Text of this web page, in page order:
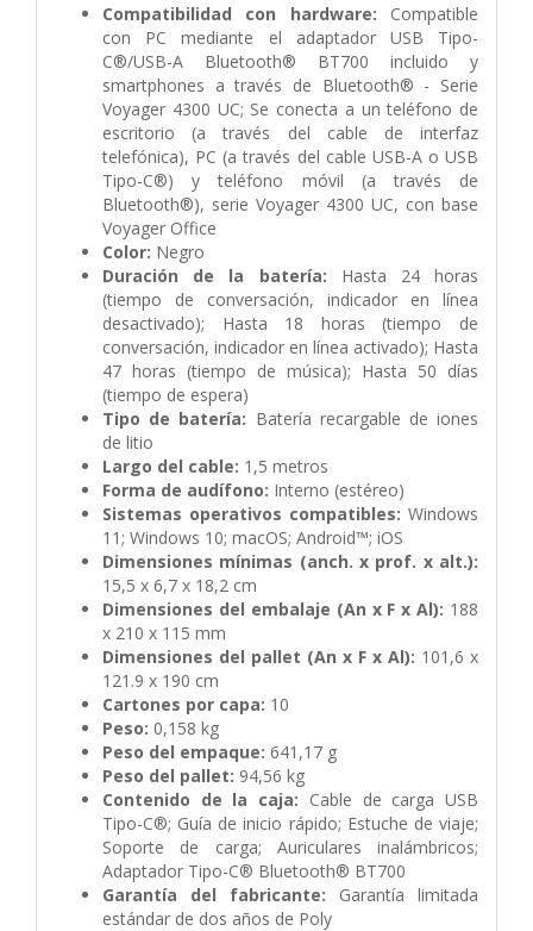
Compatibilidad con hardware: Compatible
con PC mediante el adaptador USB Tipo-
C®/USB-A Bluetooth® BT700 incluido y
smartphones a través de Bluetooth® - Serie
Voyager 4300 UC; Se conecta a un teléfono de
escritorio (a través del cable de interfaz
telefónica), PC (a través del cable USB-A o USB
Tipo-C®) y teléfono móvil (a través de
Bluetooth®), serie Voyager 4300 UC, con base
Voyager Office
Color: Negro
Duración de la batería: Hasta 24 horas
(tiempo de conversación, indicador en línea
desactivado); Hasta 18 horas (tiempo de
conversación, indicador en línea activado); Hasta
47 horas (tiempo de música); Hasta 50 días
(tiempo de espera)
Tipo de batería: Batería recargable de iones
de litio
Largo del cable: 1,5 metros
Forma de audífono: Interno (estéreo)
Sistemas operativos compatibles: Windows
11; Windows 10; macOS; Android™; iOS
Dimensiones mínimas (anch. x prof. x alt.):
15,5 x 6,7 x 18,2 cm
Dimensiones del embalaje (An x F x Al): 188
x 210 x 115 mm
Dimensiones del pallet (An x F x Al): 101,6 x
121.9 x 190 cm
Cartones por capa: 10
Peso: 0,158 kg
Peso del empaque: 641,17 g
Peso del pallet: 94,56 kg
Contenido de la caja: Cable de carga USB
Tipo-C®; Guía de inicio rápido; Estuche de viaje;
Soporte de carga; Auriculares inalámbricos;
Adaptador Tipo-C® Bluetooth® BT700
Garantía del fabricante: Garantía limitada
estándar de dos años de Poly